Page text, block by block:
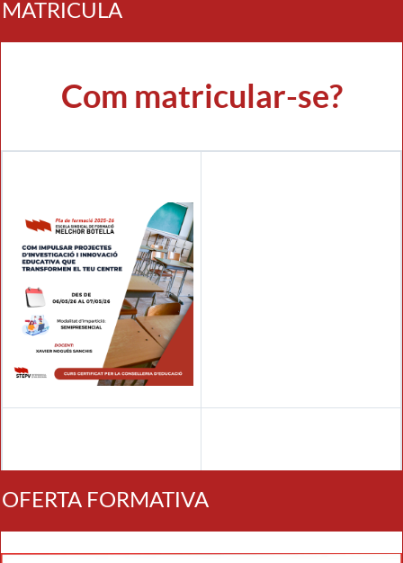
MATRICULA
Com matricular-se?
OFERTA FORMATIVA